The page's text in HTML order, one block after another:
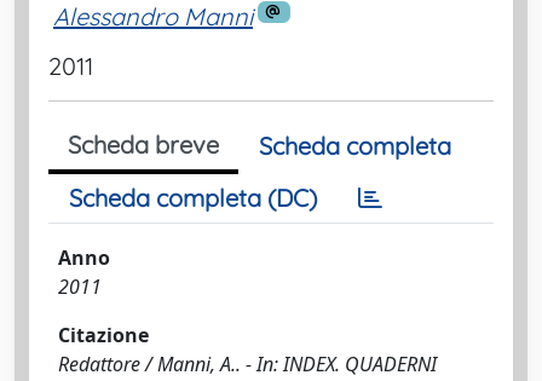
Alessandro Manni
2011
Scheda breve
Scheda completa
Scheda completa (DC)
Anno
2011
Citazione
Redattore / Manni, A.. - In: INDEX. QUADERNI